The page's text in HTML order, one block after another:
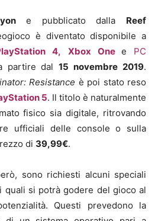
e pubblicato dalla Reef
è diventato disponibile a
4, Xbox Onee PC
partire dal15 novembre 2019.
Resistance è poi stato reso
5. Il titolo è naturalmente
fisico sia digitale, ritrovando
ufficiali delle console o sulla
di 39,99€.
sono richiesti alcuni speciali
quali si potrà godere del gioco al
Questi prevedono la